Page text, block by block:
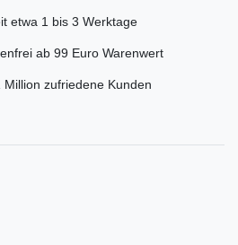
etwa 1 bis 3 Werktage
ab 99 Euro Warenwert
Million zufriedene Kunden